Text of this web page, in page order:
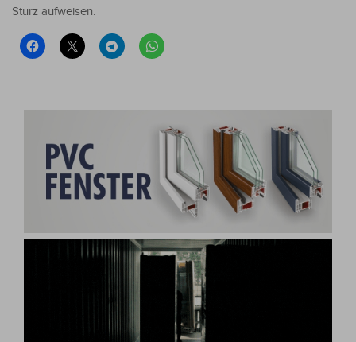
Sturz aufweisen.